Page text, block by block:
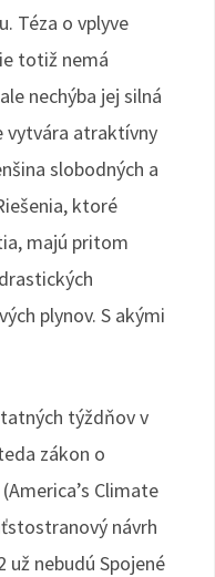
Téza o vplyve
totiž nemá
nechýba jej silná
vytvára atraktívny
slobodných a
ktoré
majú pritom
plynov. S akými
týždňov v
zákon o
Climate
návrh
už nebudú Spojené